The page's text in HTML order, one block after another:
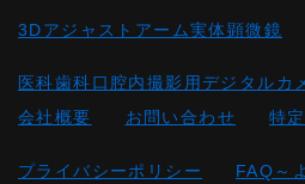
3Dアジャストアーム実体顕微鏡
医科歯科口腔内撮影用デジタルカ
会社概要
お問い合わせ 特
プライバシーポリシー FAQ～